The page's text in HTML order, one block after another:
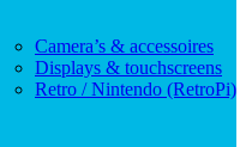
Camera’s & accessoires
Displays & touchscreens
Retro / Nintendo (RetroPi)